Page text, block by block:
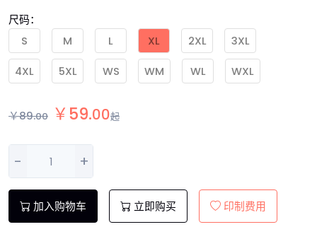
尺码：
S
M L XL 2XL 3XL
4XL 5XL WS WM WL WXL
￥89.00 ￥59.00起
- +
加入购物车 立即购买 印制费用